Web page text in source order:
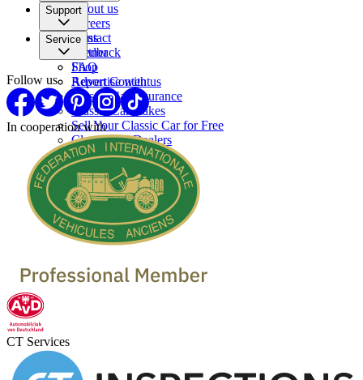
About us
Careers
Press
Partner
Support
Contact
Feedback
FAQ
Report Content
Service
Shop
Advertise with us
Classic Car Insurance
Classic Car makes
Sell Your Classic Car for Free
Classic Car Dealers
Follow us
In cooperation with
CT Services